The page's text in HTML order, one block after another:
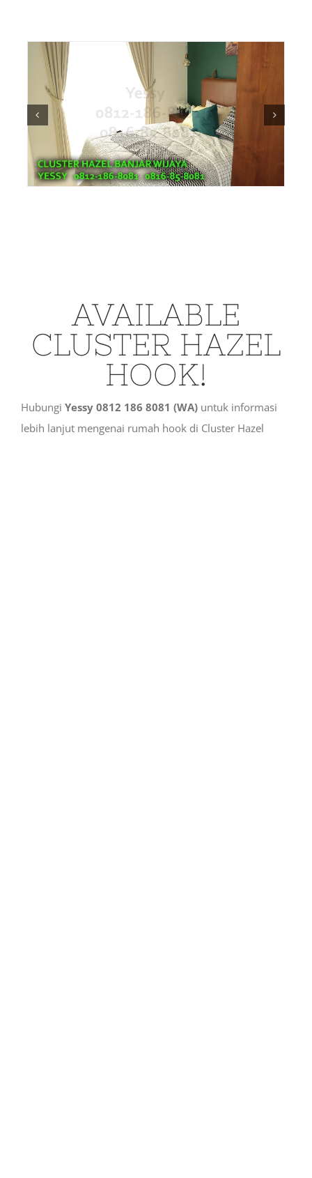
AVAILABLE
CLUSTER HAZEL
HOOK!
Hubungi Yessy 0812 186 8081 (WA) untuk informasi
lebih lanjut mengenai rumah hook di Cluster Hazel